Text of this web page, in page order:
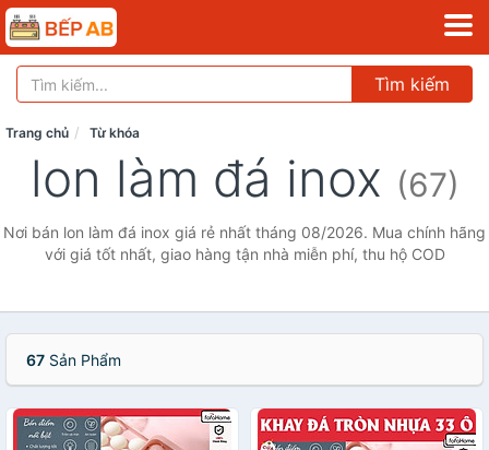
Tìm kiếm
Trang chủ Từ khóa
lon làm đá inox (67)
Nơi bán lon làm đá inox giá rẻ nhất tháng 08/2026. Mua chính hãng
với giá tốt nhất, giao hàng tận nhà miễn phí, thu hộ COD
67 Sản Phẩm